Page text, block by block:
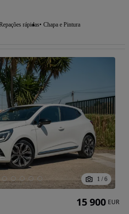
rápidas Chapa e Pintura
1 / 6
15 900 EUR